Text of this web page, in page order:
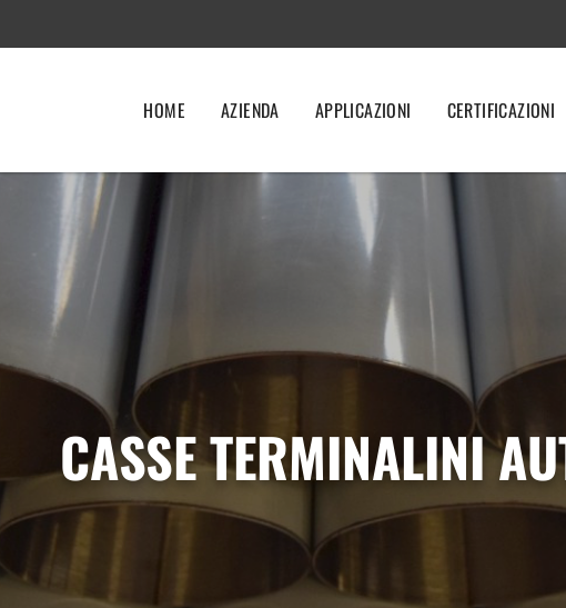
HOME AZIENDA APPLICAZIONI CERTIFICAZIONI
CASSE TERMINALINI